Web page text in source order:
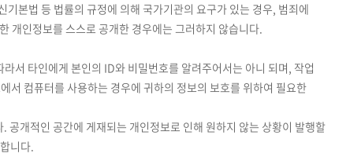
본법 등 법률의 규정에 의해 국가기관의 요구가 있는 경우, 범죄에
개인정보를 스스로 공개한 경우에는 그러하지 않습니다.
서 타인에게 본인의 ID와 비밀번호를 알려주어서는 아니 되며, 작업
서 컴퓨터를 사용하는 경우에 귀하의 정보의 보호를 위하여 필요한
개적인 공간에 게재되는 개인정보로 인해 원하지 않는 상황이 발행할
니다.